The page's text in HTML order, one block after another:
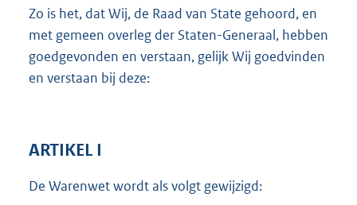
Zo is het, dat Wij, de Raad van State gehoord, en
met gemeen overleg der Staten-Generaal, hebben
goedgevonden en verstaan, gelijk Wij goedvinden
en verstaan bij deze:
ARTIKEL I
De Warenwet wordt als volgt gewijzigd: